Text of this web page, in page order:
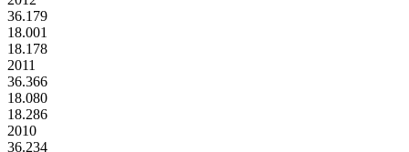
36.179
18.001
18.178
2011
36.366
18.080
18.286
2010
36.234